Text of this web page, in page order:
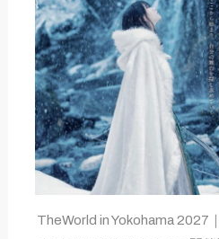
TheWorld in Yokohama 2027